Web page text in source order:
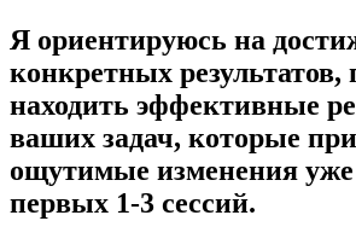
Я ориентируюсь на
конкретных
находить эффективные
ваших задач, которые
ощутимые изменения уже
первых 1-3 сессий.